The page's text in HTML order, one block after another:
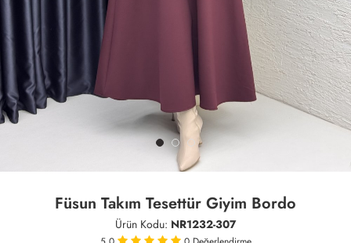
Füsun Takım Tesettür Giyim Bordo
Ürün Kodu: NR1232-307